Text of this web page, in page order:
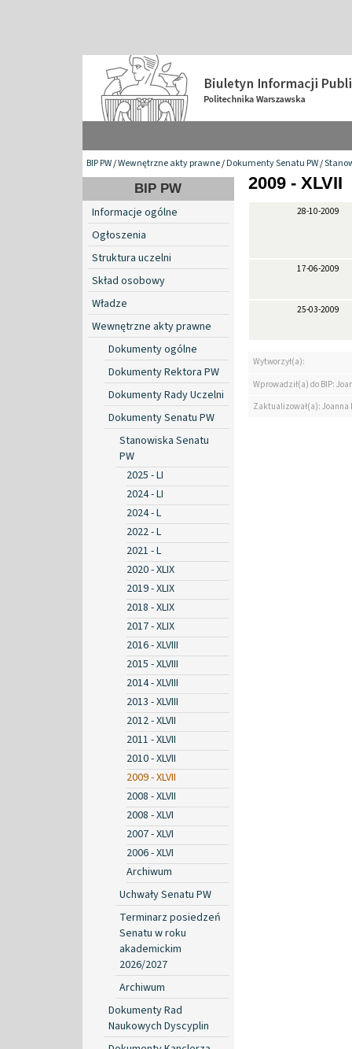
BIP PW/Wewnętrzne akty prawne/Dokumenty Senatu PW/
BIP PW
Informacje ogólne
Ogłoszenia
Struktura uczelni
Skład osobowy
Władze
Wewnętrzne akty prawne
Dokumenty ogólne
Dokumenty Rektora PW
Dokumenty Rady Uczelni
Dokumenty Senatu PW
Stanowiska Senatu
PW
2025 - LI
2024 - LI
2024 - L
2022 - L
2021 - L
2020 - XLIX
2019 - XLIX
2018 - XLIX
2017 - XLIX
2016 - XLVIII
2015 - XLVIII
2014 - XLVIII
2013 - XLVIII
2012 - XLVII
2011 - XLVII
2010 - XLVII
2009 - XLVII
2008 - XLVII
2008 - XLVI
2007 - XLVI
2006 - XLVI
Archiwum
Uchwały Senatu PW
Terminarz posiedzeń
Senatu w roku
akademickim
2026/2027
Archiwum
Dokumenty Rad
Naukowych Dyscyplin
2009 - XLVII
28-10-2009
17-06-2009
25-03-2009
Wytworzył(a):
Wprowadził(a) do BIP:
Zaktualizował(a):